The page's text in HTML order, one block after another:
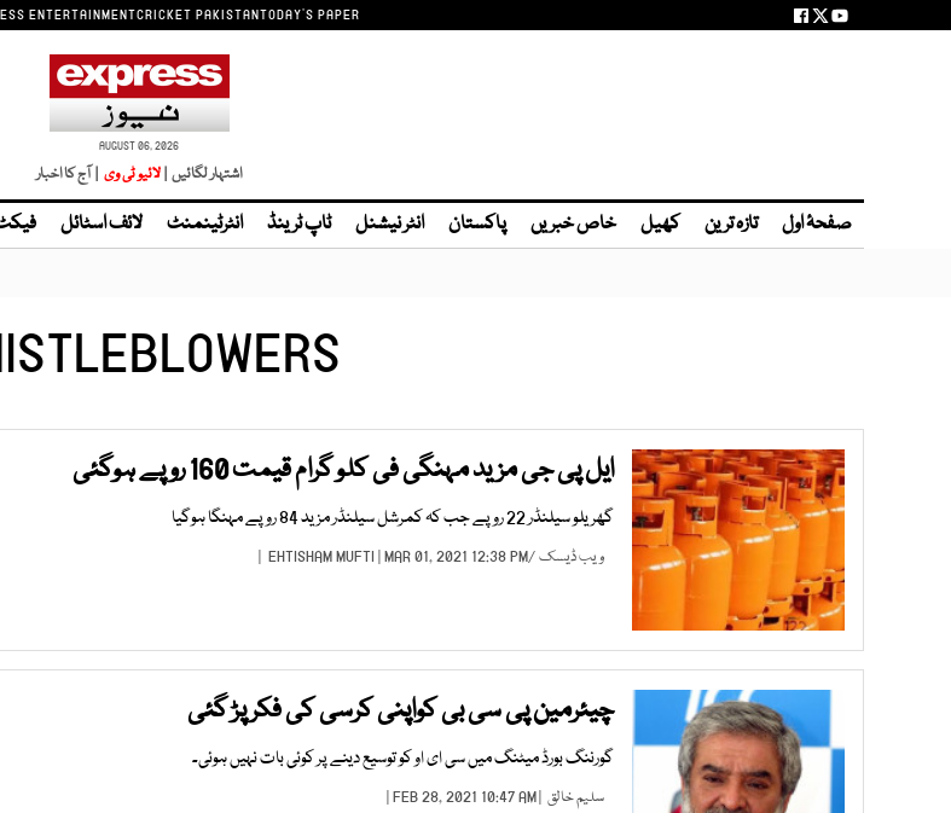
ENTERTAINMENTCRICKET PAKISTANTODAY'S PAPER
AUGUST 06, 2026
اشتہار لگائیں | | آج کا اخبار
صفحۂ اول تازہ ترین کھیل خاص خبریں پاکستان انٹر نیشنل ٹاپ ٹرینڈ انٹرٹینمنٹ لائف اسٹائل
ایل پی جی مزید مہنگی فی کلو گرام قیمت 160 روپے ہوگئی
گھریلو سیلنڈر 22 روپے جب کہ کمرشل سیلنڈر مزید 84 روپے مہنگا ہوگیا
ویب ڈیسک/
EHTISHAM MUFTI | MAR 01, 2021 12:38 PM |
چیئرمین پی سی بی کواپنی کرسی کی فکرپڑ گئی
گورننگ بورڈ میٹنگ میں سی ای او کو توسیع دینے پر کوئی بات نہیں ہوئی۔
سلیم خالق | FEB 28, 2021 10:47 AM |